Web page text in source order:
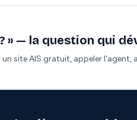
» — la question qui
site AIS gratuit, appeler l'agent,